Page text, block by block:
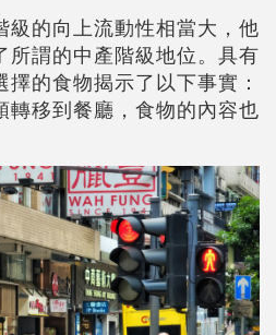
級的向上流動性相當大，他
所謂的中產階級地位。具有
的食物揭示了以下事實：
轉移到餐廳，食物的內容也